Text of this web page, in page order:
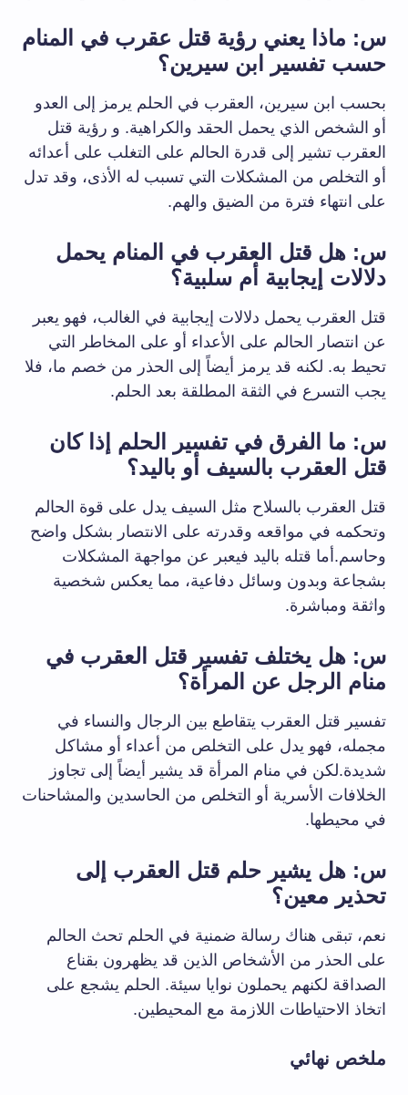
س: ماذا يعني رؤية قتل عقرب في المنام
حسب تفسير ابن سيرين؟
بحسب ابن سيرين، العقرب في الحلم يرمز إلى العدو
أو الشخص الذي يحمل الحقد والكراهية. و رؤية قتل
العقرب تشير إلى قدرة الحالم على التغلب على أعدائه
أو التخلص من المشكلات التي تسبب له الأذى، وقد تدل
على انتهاء فترة من الضيق والهم.
س: هل قتل العقرب في المنام يحمل
دلالات إيجابية أم سلبية؟
قتل العقرب يحمل دلالات إيجابية في الغالب، فهو يعبر
عن انتصار الحالم على الأعداء أو على المخاطر التي
تحيط به. لكنه قد يرمز أيضاً إلى الحذر من خصم ما، فلا
يجب التسرع في الثقة المطلقة بعد الحلم.
س: ما الفرق في تفسير الحلم إذا كان
قتل العقرب بالسيف أو باليد؟
قتل العقرب بالسلاح مثل السيف يدل على قوة الحالم
وتحكمه في مواقعه وقدرته على الانتصار بشكل واضح
وحاسم.أما قتله باليد فيعبر عن مواجهة المشكلات
بشجاعة وبدون وسائل دفاعية، مما يعكس شخصية
واثقة ومباشرة.
س: هل يختلف تفسير قتل العقرب في
منام الرجل عن المرأة؟
تفسير قتل العقرب يتقاطع بين الرجال والنساء في
مجمله، فهو يدل على التخلص من أعداء أو مشاكل
شديدة.لكن في منام المرأة قد يشير أيضاً إلى تجاوز
الخلافات الأسرية أو التخلص من الحاسدين والمشاحنات
في محيطها.
س: هل يشير حلم قتل العقرب إلى
تحذير معين؟
نعم، تبقى هناك رسالة ضمنية في الحلم تحث الحالم
على الحذر من الأشخاص الذين قد يظهرون بقناع
الصداقة لكنهم يحملون نوايا سيئة. الحلم يشجع على
اتخاذ الاحتياطات اللازمة مع المحيطين.
ملخص نهائي